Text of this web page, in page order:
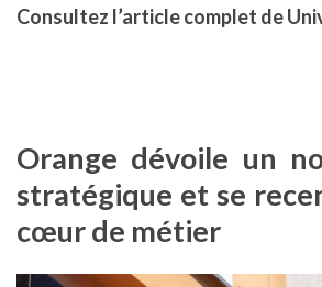
Consultez l’article complet de
Orange dévoile un
stratégique et se
cœur de métier